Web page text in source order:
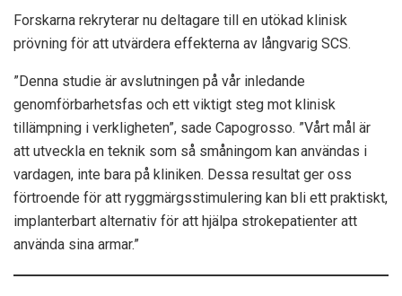
Forskarna rekryterar nu deltagare till en utökad klinisk
prövning för att utvärdera effekterna av långvarig SCS.
”Denna studie är avslutningen på vår inledande
genomförbarhetsfas och ett viktigt steg mot klinisk
tillämpning i verkligheten”, sade Capogrosso. ”Vårt mål är
att utveckla en teknik som så småningom kan användas i
vardagen, inte bara på kliniken. Dessa resultat ger oss
förtroende för att ryggmärgsstimulering kan bli ett praktiskt,
implanterbart alternativ för att hjälpa strokepatienter att
använda sina armar.”